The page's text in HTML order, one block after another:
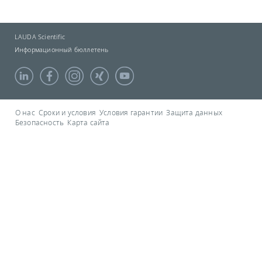
LAUDA Scientific
Информационный бюллетень
О нас Сроки и условия Условия гарантии Защита данных
Безопасность Карта сайта